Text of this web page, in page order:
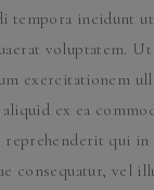
tempora incidunt
voluptatem.
exercitationem
ex ea
reprehenderit qui in
consequatur, vel